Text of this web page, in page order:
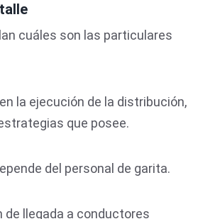
cuáles son las particulares
la ejecución de la distribución,
que posee.
del personal de garita.
de llegada a conductores